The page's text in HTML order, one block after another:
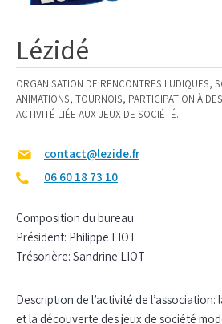
Lézidé
ORGANISATION DE RENCONTRES LUDIQUES,
ANIMATIONS, TOURNOIS, PARTICIPATION À
ACTIVITÉ LIÉE AUX JEUX DE SOCIÉTÉ.
contact@lezide.fr
06 60 18 73 10
Composition du bureau:
Président: Philippe LIOT
Trésorière: Sandrine LIOT
Description de l’activité de
et la découverte des jeux de société